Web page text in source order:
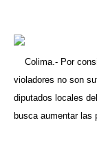
Colima.- Por
violadores no son
diputados locales
busca aumentar las